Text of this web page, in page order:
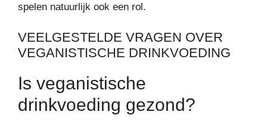
spelen natuurlijk ook een rol.
VEELGESTELDE VRAGEN OVER
VEGANISTISCHE DRINKVOEDING
Is veganistische
drinkvoeding gezond?